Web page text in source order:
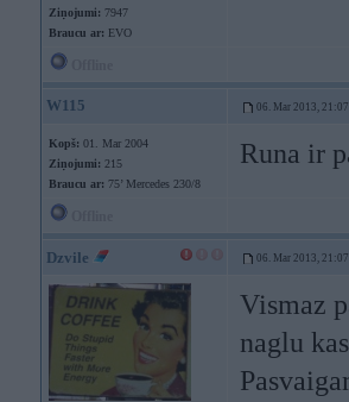
Ziņojumi: 7947
Braucu ar: EVO
W115 06. Mar 2013, 21:07
Kopš: 01. Mar 2004
Ziņojumi: 215
Braucu ar: 75’ Mercedes 230/8
Runa ir
Dzvile 06. Mar 2013, 21:07
Vismaz
naglu